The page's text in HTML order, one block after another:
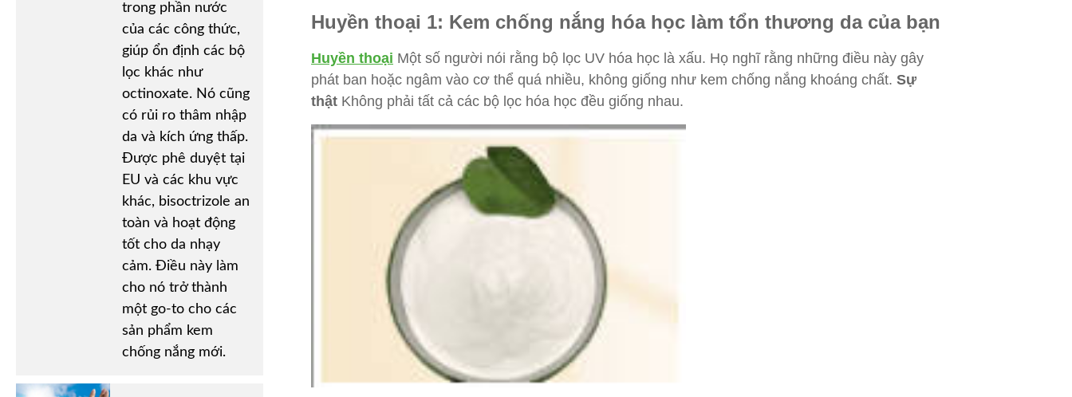
trong phần nước
của các công thức,
giúp ổn định các bộ
lọc khác như
octinoxate. Nó cũng
có rủi ro thâm nhập
da và kích ứng thấp.
Được phê duyệt tại
EU và các khu vực
khác, bisoctrizole an
toàn và hoạt động
tốt cho da nhạy
cảm. Điều này làm
cho nó trở thành
một go-to cho các
sản phẩm kem
chống nắng mới.
Huyền thoại 1: Kem chống nắng hóa học làm tổn thương da của bạn
Huyền thoại Một số người nói rằng bộ lọc UV hóa học là xấu. Họ nghĩ rằng những điều này gây
phát ban hoặc ngâm vào cơ thể quá nhiều, không giống như kem chống nắng khoáng chất. Sự
thật Không phải tất cả các bộ lọc hóa học đều giống nhau.